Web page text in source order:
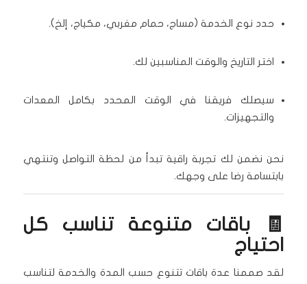
حدد نوع الخدمة (مساج، حمام مغربي، مكياج، إلخ).
اختر التاريخ والوقت المناسبين لك.
سيصلك فريقنا في الوقت المحدد بكامل المعدات
والتجهيزات.
نحن نضمن لك تجربة راقية تبدأ من لحظة التواصل وتنتهي
بابتسامة رضا على وجهك.
🧾 باقات متنوعة تناسب كل
احتياج
لقد صممنا عدة باقات تتنوع حسب المدة والخدمة لتناسب